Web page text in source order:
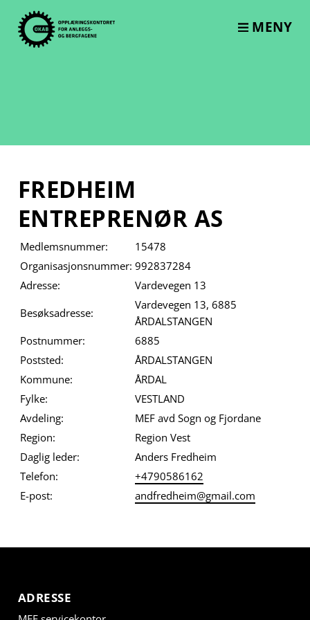
content
MENY
FREDHEIM
ENTREPRENØR AS
Medlemsnummer:
15478
Organisasjonsnummer: 992837284
Adresse:
Vardevegen 13
Besøksadresse:
Vardevegen 13, 6885
ÅRDALSTANGEN
Postnummer:
6885
Poststed:
ÅRDALSTANGEN
Kommune:
ÅRDAL
Fylke:
VESTLAND
Avdeling:
MEF avd Sogn og Fjordane
Region:
Region Vest
Daglig leder:
Anders Fredheim
Telefon:
+4790586162
E-post:
andfredheim@gmail.com
ADRESSE